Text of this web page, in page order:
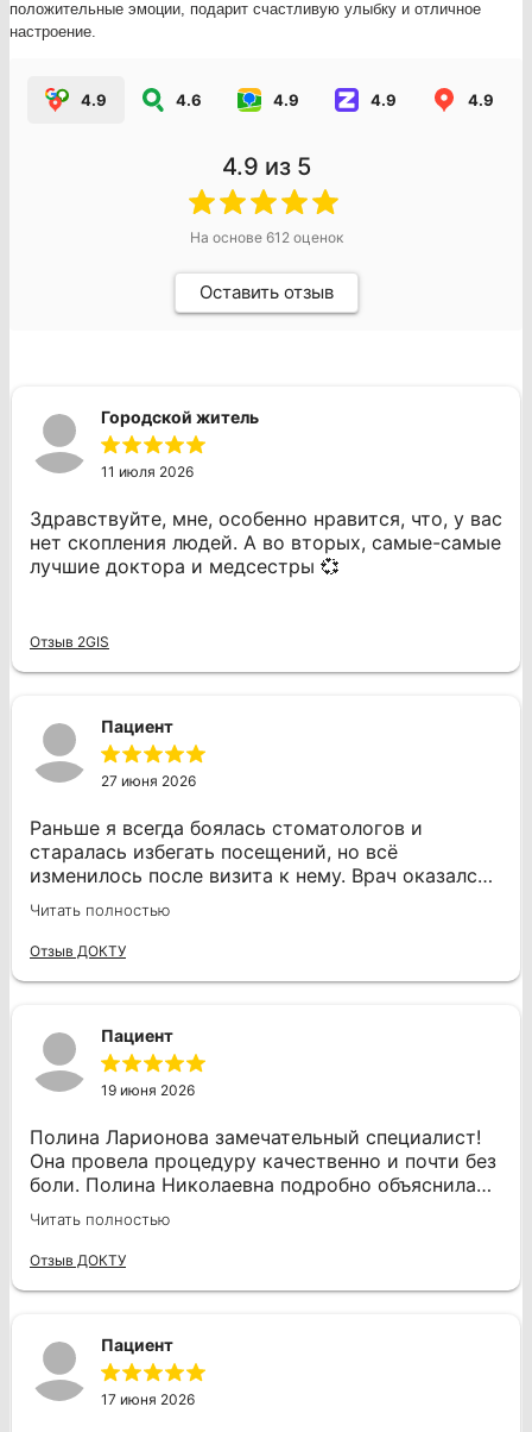
положительные эмоции, подарит счастливую улыбку и отличное
настроение.
4.9 4.6 4.9 4.9 4.9
4.9 из 5
На основе 612 оценок
Оставить отзыв
Городской житель
11 июля 2026
Здравствуйте, мне, особенно нравится, что, у вас
нет скопления людей. А во вторых, самые-самые
лучшие доктора и медсестры 💞
Отзыв 2GIS
Пациент
27 июня 2026
Раньше я всегда боялась стоматологов и
старалась избегать посещений, но всё
изменилось после визита к нему. Врач оказался
профессионалом своего дела. Во время
процедуры я не испытывала боли, даже когда он
проводил сверление и другие манипуляции, что
зуба, и я чувствую огромную благодарность.
Если это лечение всегда будет таким
комфортным, то, возможно, я буду посещать
случаях.
Читать полностью
Отзыв ДОКТУ
Пациент
19 июня 2026
Полина Ларионова замечательный специалист!
Она провела процедуру качественно и почти без
боли. Полина Николаевна подробно объяснила
все этапы работы и дала отличные
рекомендации по уходу за зубами. Я
определенно буду обращаться только к ней в
Читать полностью
Отзыв ДОКТУ
Пациент
17 июня 2026